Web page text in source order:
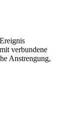
verbundene
Anstrengung,